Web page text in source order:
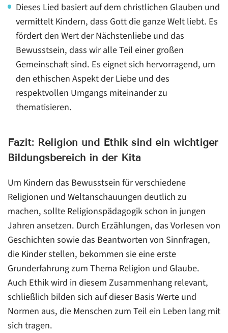
Dieses Lied basiert auf dem christlichen Glauben und
vermittelt Kindern, dass Gott die ganze Welt liebt. Es
fördert den Wert der Nächstenliebe und das
Bewusstsein, dass wir alle Teil einer großen
Gemeinschaft sind. Es eignet sich hervorragend, um
den ethischen Aspekt der Liebe und des
respektvollen Umgangs miteinander zu
thematisieren.
Fazit: Religion und Ethik sind ein wichtiger
Bildungsbereich in der Kita
Um Kindern das Bewusstsein für verschiedene
Religionen und Weltanschauungen deutlich zu
machen, sollte Religionspädagogik schon in jungen
Jahren ansetzen. Durch Erzählungen, das Vorlesen von
Geschichten sowie das Beantworten von Sinnfragen,
die Kinder stellen, bekommen sie eine erste
Grunderfahrung zum Thema Religion und Glaube.
Auch Ethik wird in diesem Zusammenhang relevant,
schließlich bilden sich auf dieser Basis Werte und
Normen aus, die Menschen zum Teil ein Leben lang mit
sich tragen.